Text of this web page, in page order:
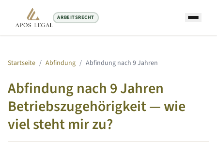
ARBEITSRECHT
Startseite / Abfindung / Abfindung nach 9 Jahren
Abfindung nach 9 Jahren
Betriebszugehörigkeit — wie
viel steht mir zu?